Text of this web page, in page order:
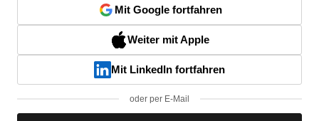
Mit Google fortfahren
Weiter mit Apple
Mit LinkedIn fortfahren
oder per E-Mail